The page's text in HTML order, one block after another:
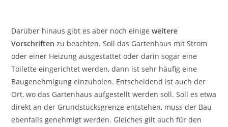
Darüber hinaus gibt es aber noch einigeweitere
Vorschriften zu beachten. Soll das Gartenhaus mit Strom
oder einer Heizung ausgestattet oder darin sogar eine
Toilette eingerichtet werden, dann ist sehr häufig eine
Baugenehmigung einzuholen. Entscheidend ist auch der
Ort, wo das Gartenhaus aufgestellt werden soll. Soll es etwa
direkt an der Grundstücksgrenze entstehen, muss der Bau
ebenfalls genehmigt werden. Gleiches gilt auch für den